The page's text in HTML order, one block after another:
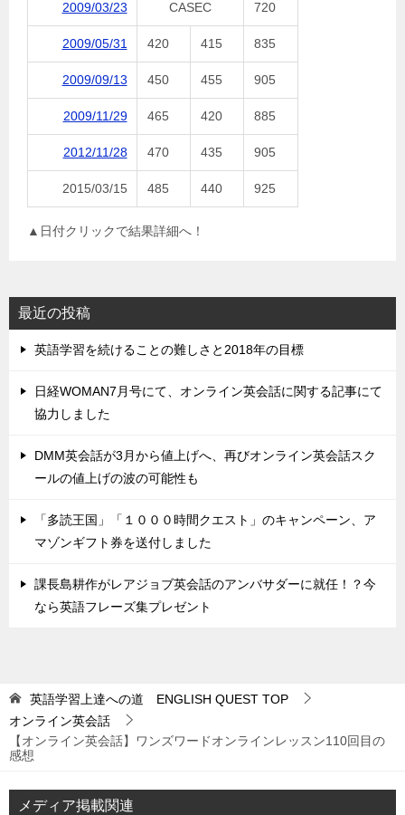
2009/03/23 CASEC 720
2009/05/31 420 415 835
2009/09/13 450 455 905
2009/11/29 465 420 885
2012/11/28 470 435 905
2015/03/15 485 440 925
▲日付クリックで結果詳細へ！
最近の投稿
英語学習を続けることの難しさと2018年の目標
日経WOMAN7月号にて、オンライン英会話に関する記事にて
協力しました
DMM英会話が3月から値上げへ、再びオンライン英会話スク
ールの値上げの波の可能性も
「多読王国」「１０００時間クエスト」のキャンペーン、ア
マゾンギフト券を送付しました
課長島耕作がレアジョブ英会話のアンバサダーに就任！？今
なら英語フレーズ集プレゼント
英語学習上達への道 ENGLISH QUEST TOP
オンライン英会話
【オンライン英会話】ワンズワードオンラインレッスン110回目の
感想
メディア掲載関連